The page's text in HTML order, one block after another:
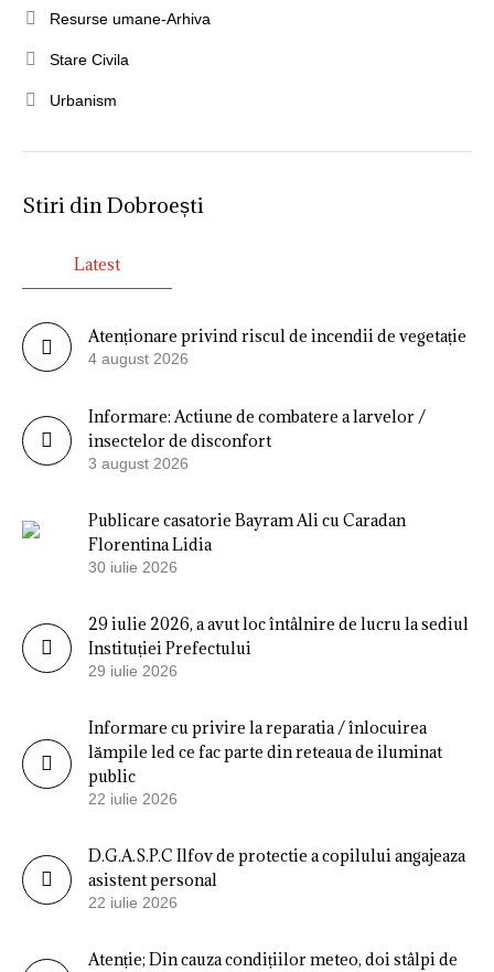
Resurse umane-Arhiva
Stare Civila
Urbanism
Stiri din Dobroești
Latest
Atenționare privind riscul de incendii de vegetație
4 august 2026
Informare: Actiune de combatere a larvelor /
insectelor de disconfort
3 august 2026
Publicare casatorie Bayram Ali cu Caradan
Florentina Lidia
30 iulie 2026
29 iulie 2026, a avut loc întâlnire de lucru la sediul
Instituției Prefectului
29 iulie 2026
Informare cu privire la reparatia / înlocuirea
lămpile led ce fac parte din reteaua de iluminat
public
22 iulie 2026
D.G.A.S.P.C Ilfov de protectie a copilului angajeaza
asistent personal
22 iulie 2026
Atenție; Din cauza condițiilor meteo, doi stâlpi de